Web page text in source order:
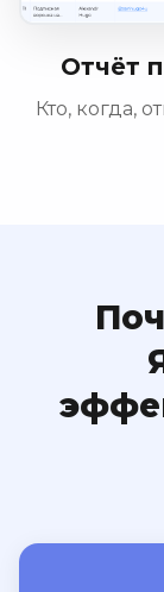
Отчёт
Кто, когда,